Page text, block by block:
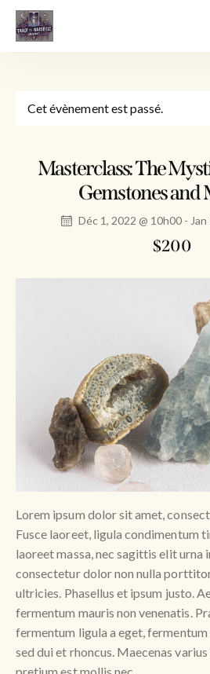
Cet évènement est passé.
Masterclass: The
Gemstones and
Déc 1, 2022 @ 10h00-
$200
Lorem ipsum dolor sit amet,
Fusce laoreet, ligula condimentum
laoreet massa, nec sagittis elit urna
consectetur dolor non nulla
ultricies. Phasellus et ipsum justo.
fermentum mauris non venenatis.
fermentum ligula a eget,
sed dui et rhoncus. Maecenas